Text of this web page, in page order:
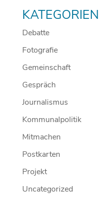
KATEGORIEN
Debatte
Fotografie
Gemeinschaft
Gespräch
Journalismus
Kommunalpolitik
Mitmachen
Postkarten
Projekt
Uncategorized